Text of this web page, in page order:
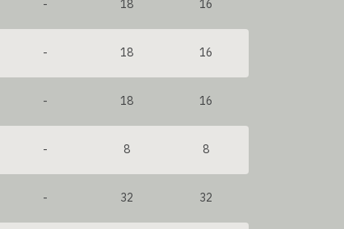
- 18 16
- 18 16
- 18 16
- 8 8
- 32 32